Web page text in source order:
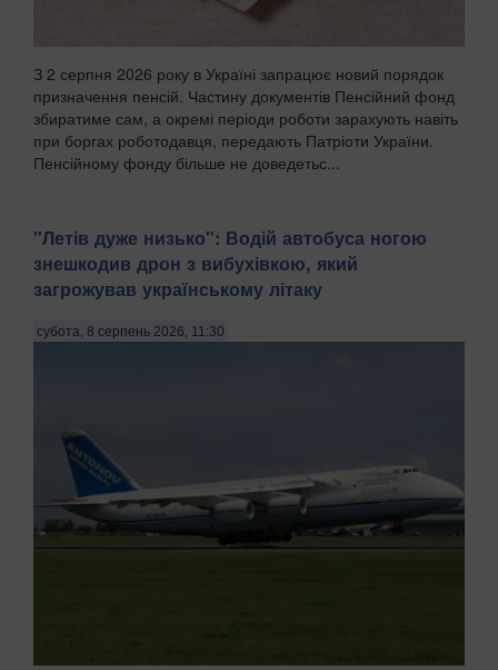
З 2 серпня 2026 року в Україні запрацює новий порядок
призначення пенсій. Частину документів Пенсійний фонд
збиратиме сам, а окремі періоди роботи зарахують навіть
при боргах роботодавця, передають Патріоти України.
Пенсійному фонду більше не доведетьс...
"Летів дуже низько": Водій автобуса ногою
знешкодив дрон з вибухівкою, який
загрожував українському літаку
субота, 8 серпень 2026, 11:30